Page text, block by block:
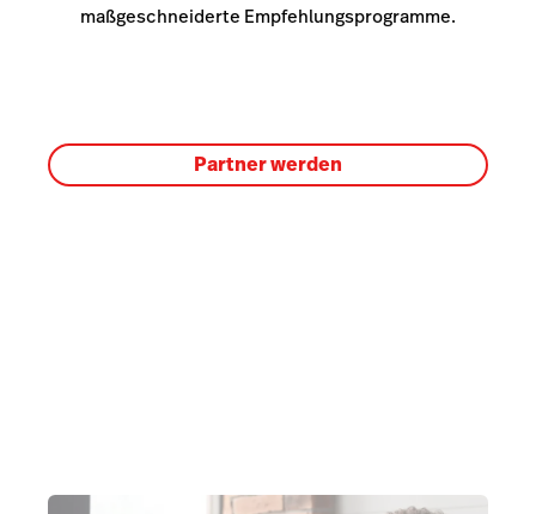
maßgeschneiderte Empfehlungsprogramme.
Partner werden